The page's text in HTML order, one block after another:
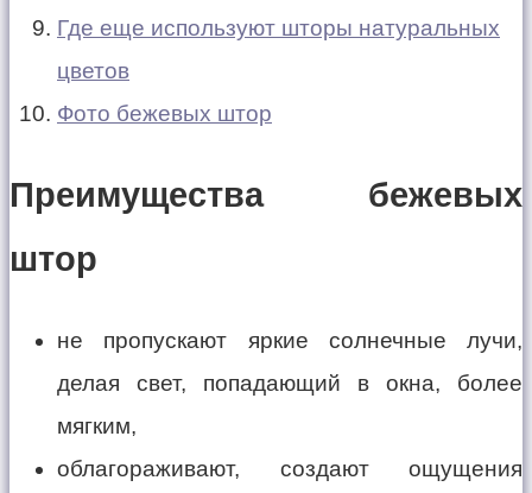
Где еще используют шторы натуральных
цветов
Фото бежевых штор
Преимущества бежевых
штор
не пропускают яркие солнечные лучи,
делая свет, попадающий в окна, более
мягким,
облагораживают, создают ощущения